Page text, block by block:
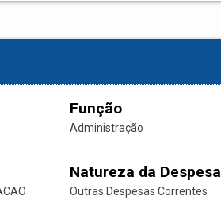
Função
Administração
Natureza da Despesa
Outras Despesas Correntes